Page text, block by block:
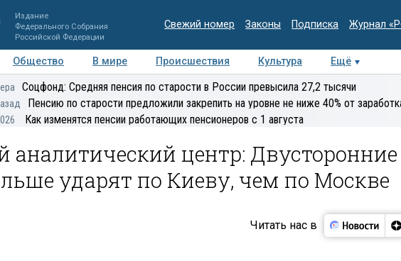
Издание
Федерального Собрания
Российской Федерации
Свежий номер Законы Подписка Журнал
Общество В мире Происшествия Культура Ещё
Регионы Медиацентр Интервью Колумнисты
Соцфонд: Средняя пенсия по старости в России превысила 27,2 тысячи
Пенсию по старости предложили закрепить на уровне не ниже 40% от
Как изменятся пенсии работающих пенсионеров с 1 августа
аналитический центр: Двусторонние
ударят по Киеву, чем по Москве
Читать нас в